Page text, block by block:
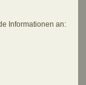
Informationen an: